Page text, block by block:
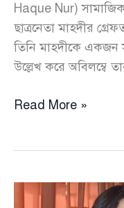
Haque Nur)
ছাত্রনেতা মাহদীর
তিনি মাহদীকে একজন
উল্লেখ করে অবিলম্বে
হবিগঞ্জের
চেয়ে
Read More »